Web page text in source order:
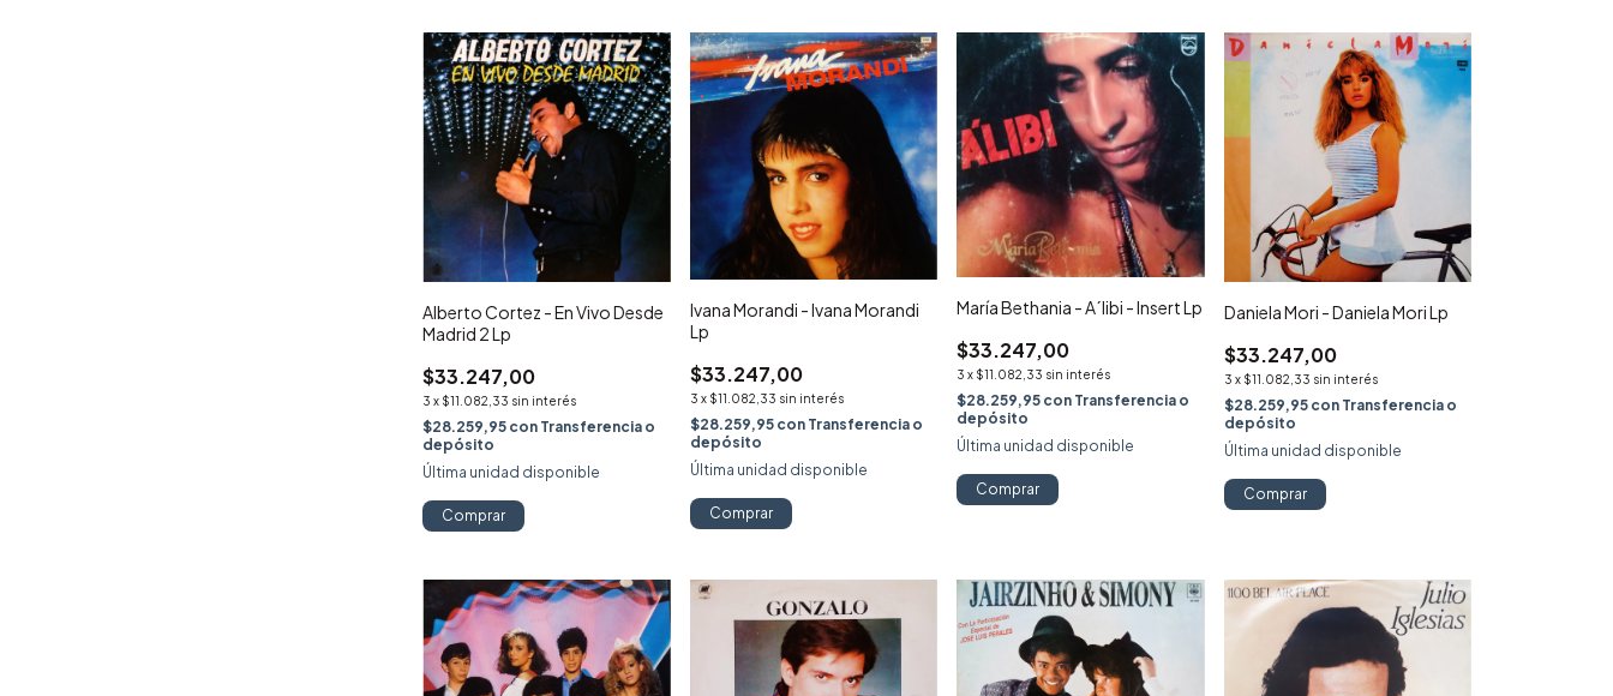
Alberto Cortez - En Vivo Desde
Madrid 2 Lp
$33.247,00
3 x $11.082,33 sin interés
$28.259,95 con Transferencia o
depósito
Última unidad disponible
Comprar
Ivana Morandi - Ivana Morandi
Lp
$33.247,00
3 x $11.082,33 sin interés
$28.259,95 con Transferencia o
depósito
Última unidad disponible
Comprar
María Bethania - A´libi - Insert Lp
$33.247,00
3 x $11.082,33 sin interés
$28.259,95 con Transferencia o
depósito
Última unidad disponible
Comprar
Daniela Mori - Daniela Mori Lp
$33.247,00
3 x $11.082,33 sin interés
$28.259,95 con Transferencia o
depósito
Última unidad disponible
Comprar